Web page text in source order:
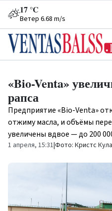
17 °C
Ветер 6.68 m/s
«Bio-Venta»
рапса
Предприятие «Bio-Venta»
отжиму масла, и объёмы
увеличены вдвое — до 200
1 апреля, 15:31|Фото: Кристс Кула